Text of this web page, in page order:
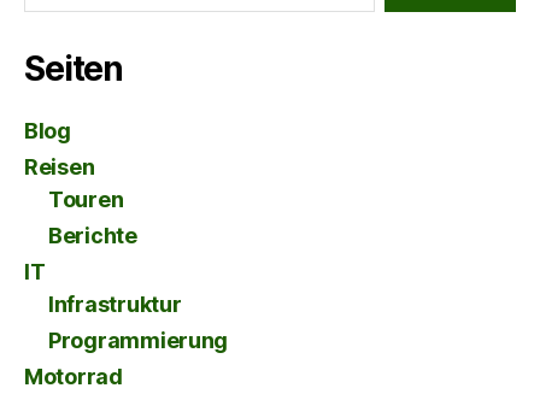
Seiten
Blog
Reisen
Touren
Berichte
IT
Infrastruktur
Programmierung
Motorrad